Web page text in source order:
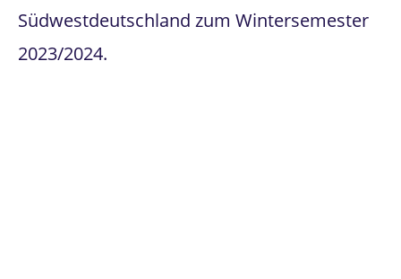
Südwestdeutschland zum Wintersemester
2023/2024.